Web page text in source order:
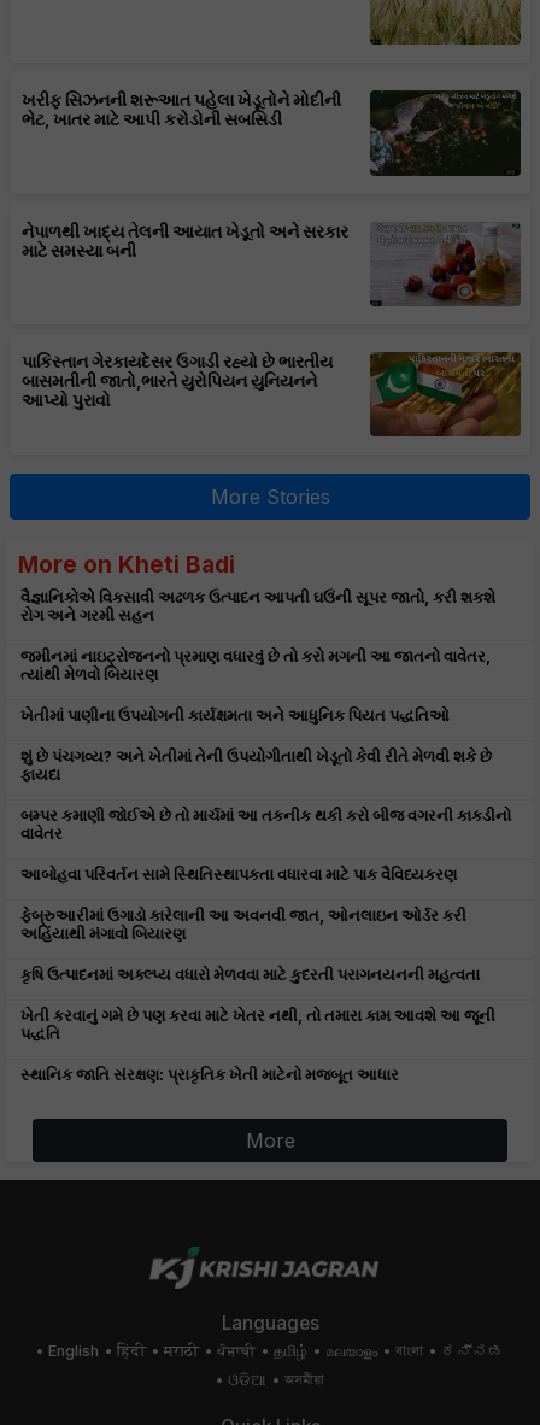
ખરીફ સિઝનની શરૂઆત પહેલા ખેડૂતોને મોદીની
ભેટ, ખાતર માટે આપી કરોડોની સબસિડી
નેપાળથી ખાદ્ય તેલની આયાત ખેડૂતો અને સરકાર
માટે સમસ્યા બની
પાકિસ્તાન ગેરકાયદેસર ઉગાડી રહ્યો છે ભારતીય
બાસમતીની જાતો,ભારતે યુરોપિયન યુનિયનને
આપ્યો પુરાવો
More Stories
More on Kheti Badi
વૈજ્ઞાનિકોએ વિકસાવી અઢળક ઉત્પાદન આપતી ઘઉંની સૂપર જાતો, કરી શકશે
રોગ અને ગરમી સહન
જમીનમાં નાઇટ્રોજનનો પ્રમાણ વધારવું છે તો કરો મગની આ જાતનો વાવેતર,
ત્યાંથી મેળવો બિયારણ
ખેતીમાં પાણીના ઉપયોગની કાર્યક્ષમતા અને આધુનિક પિયત પદ્ધતિઓ
શું છે પંચગવ્ય? અને ખેતીમાં તેની ઉપયોગીતાથી ખેડૂતો કેવી રીતે મેળવી શકે છે
ફાયદા
બમ્પર કમાણી જોઈએ છે તો માર્ચમાં આ તકનીક થકી કરો બીજ વગરની કાકડીનો
વાવેતર
આબોહવા પરિવર્તન સામે સ્થિતિસ્થાપકતા વધારવા માટે પાક વૈવિધ્યકરણ
ફેબ્રુઆરીમાં ઉગાડો કારેલાની આ અવનવી જાત, ઓનલાઇન ઓર્ડર કરી
અહિંયાથી મંગાવો બિયારણ
કૃષિ ઉત્પાદનમાં અક્લ્પ્ય વધારો મેળવવા માટે કુદરતી પરાગનયનની મહત્વતા
ખેતી કરવાનું ગમે છે પણ કરવા માટે ખેતર નથી, તો તમારા કામ આવશે આ જૂની
પદ્ધતિ
સ્થાનિક જાતિ સંરક્ષણ: પ્રાકૃતિક ખેતી માટેનો મજબૂત આધાર
More
Languages
English हिंदी मराठी ਪੰਜਾਬੀ தமிழ் മലയാളം বাংলা
ಕನ್ನಡ
ଓଡିଆ
অসমীয়া